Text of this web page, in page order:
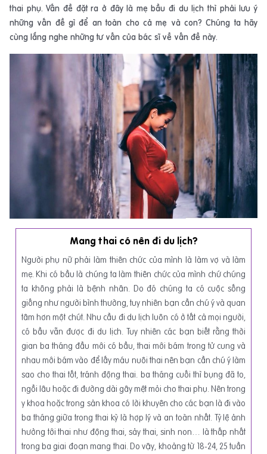
thai phụ. Vấn đề đặt ra ở đây là mẹ bầu đi du lịch thì phải lưu ý
những vấn đề gì để an toàn cho cả mẹ và con? Chúng ta hãy
cùng lắng nghe những tư vấn của bác sĩ về vấn đề này.
Mang thai có nên đi du lịch?
Người phụ nữ phải làm thiên chức của mình là làm vợ và làm
mẹ. Khi có bầu là chúng ta làm thiên chức của mình chứ chúng
ta không phải là bệnh nhân. Do đó chúng ta có cuộc sống
giống như người bình thường, tuy nhiên bạn cần chú ý và quan
tâm hơn một chút. Nhu cầu đi du lịch luôn có ở tất cả mọi người,
có bầu vẫn được đi du lịch. Tuy nhiên các bạn biết rằng thời
gian ba tháng đầu mới có bầu, thai mới bám trong tử cung và
nhau mới bám vào để lấy máu nuôi thai nên bạn cần chú ý làm
sao cho thai tốt, tránh động thai. ba tháng cuối thì bụng đã to,
ngồi lâu hoặc đi đường dài gây mệt mỏi cho thai phụ. Nên trong
y khoa hoặc trong sản khoa có lời khuyên cho các bạn là đi vào
ba tháng giữa trong thai kỳ là hợp lý và an toàn nhất. Tỷ lệ ảnh
hưởng tới thai như động thai, sảy thai, sinh non… là thấp nhất
trong ba giai đoạn mang thai. Do vậy, khoảng từ 18-24, 25 tuần